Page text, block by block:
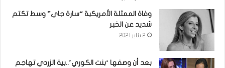
وفاة الممثلة الأمريكية “سارة جاي” وسط تكتم
شديد عن الخبر
2 يناير 2021
بعد أن وصفها ‘بنت الكوري’..بية الزردي تهاجم